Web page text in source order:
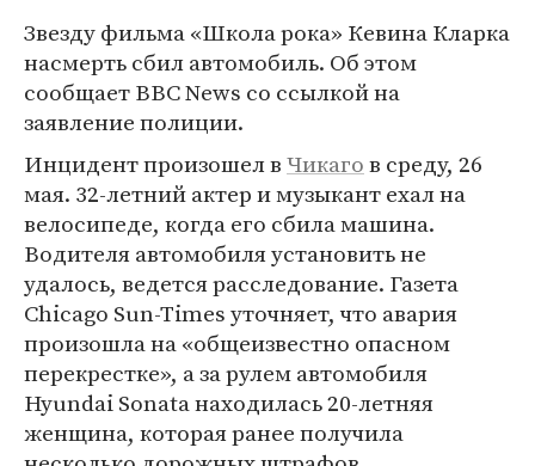
Звезду фильма «Школа рока» Кевина Кларка
насмерть сбил автомобиль. Об этом
сообщает ВВС News со ссылкой на
заявление полиции.
Инцидент произошел вЧикагов среду, 26
мая. 32-летний актер и музыкант ехал на
велосипеде, когда его сбила машина.
Водителя автомобиля установить не
удалось, ведется расследование. Газета
Chicago Sun-Times уточняет, что авария
произошла на «общеизвестно опасном
перекрестке», а за рулем автомобиля
Hyundai Sonata находилась 20-летняя
женщина, которая ранее получила